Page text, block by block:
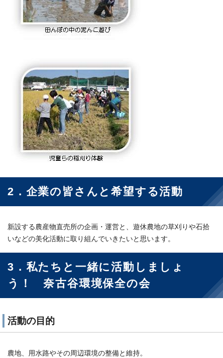
2．企業の皆さんと希望する活動
新設する農産物直売所の企画・運営と、遊休農地の草刈りや石拾
いなどの美化活動に取り組んでいきたいと思います。
3．私たちと一緒に活動しましょ
う！ 奈古谷環境保全の会
活動の目的
農地、用水路やその周辺環境の整備と維持。